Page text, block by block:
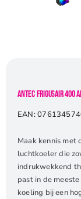
Antec FrigusAir 400
EAN:
Maak kennis met
luchtkoeler die
indrukwekkend
past in de
koeling bij een